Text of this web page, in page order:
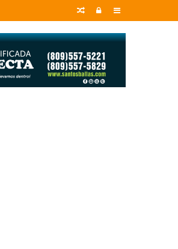
Sidebar
Entrar
Random